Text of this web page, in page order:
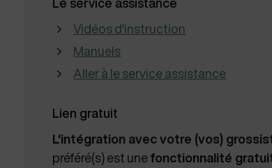
Vidéos d'instruction
Manuels
Aller à le service assistance
Lien gratuit
L'intégration avec votre (vos)
préféré(s) est unefonctionnalité